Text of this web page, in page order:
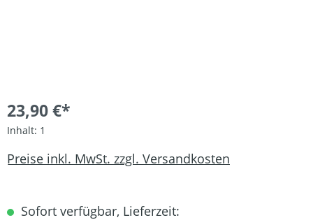
23,90 €*
Inhalt: 1
Preise inkl. MwSt. zzgl. Versandkosten
Sofort verfügbar, Lieferzeit: